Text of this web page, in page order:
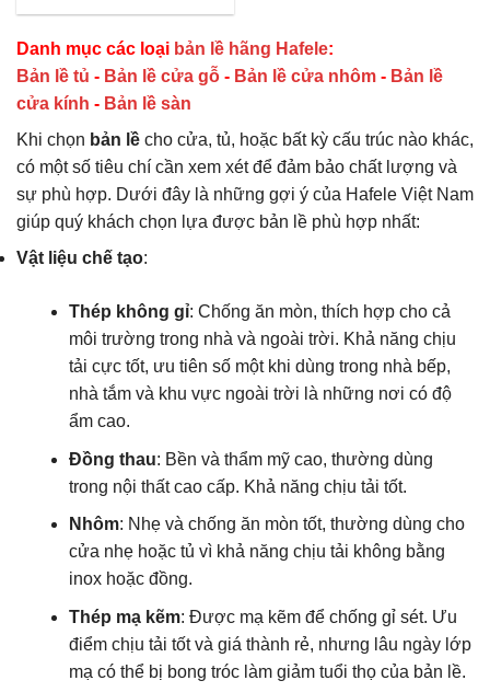
là:
tại
19.000₫.
Danh mục các loại bản lề hãng Hafele:
Bản lề tủ - Bản lề cửa gỗ - Bản lề cửa nhôm - Bản lề
cửa kính - Bản lề sàn
Khi chọn bản lề cho cửa, tủ, hoặc bất kỳ cấu trúc nào khác,
có một số tiêu chí cần xem xét để đảm bảo chất lượng và
sự phù hợp. Dưới đây là những gợi ý của Hafele Việt Nam
giúp quý khách chọn lựa được bản lề phù hợp nhất:
Vật liệu chế tạo:
Thép không gỉ: Chống ăn mòn, thích hợp cho cả
môi trường trong nhà và ngoài trời. Khả năng chịu
tải cực tốt, ưu tiên số một khi dùng trong nhà bếp,
nhà tắm và khu vực ngoài trời là những nơi có độ
ẩm cao.
Đồng thau: Bền và thẩm mỹ cao, thường dùng
trong nội thất cao cấp. Khả năng chịu tải tốt.
Nhôm: Nhẹ và chống ăn mòn tốt, thường dùng cho
cửa nhẹ hoặc tủ vì khả năng chịu tải không bằng
inox hoặc đồng.
Thép mạ kẽm: Được mạ kẽm để chống gỉ sét. Ưu
điểm chịu tải tốt và giá thành rẻ, nhưng lâu ngày lớp
mạ có thể bị bong tróc làm giảm tuổi thọ của bản lề.